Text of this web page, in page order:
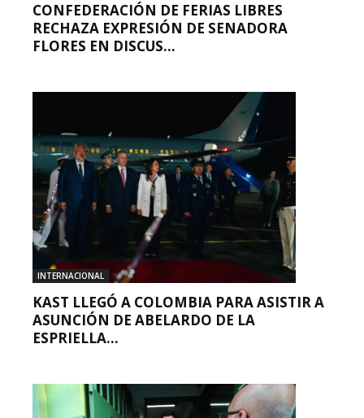
CONFEDERACIÓN DE FERIAS LIBRES
RECHAZA EXPRESIÓN DE SENADORA
FLORES EN DISCUS...
INTERNACIONAL
KAST LLEGÓ A COLOMBIA PARA ASISTIR A
ASUNCIÓN DE ABELARDO DE LA
ESPRIELLA...